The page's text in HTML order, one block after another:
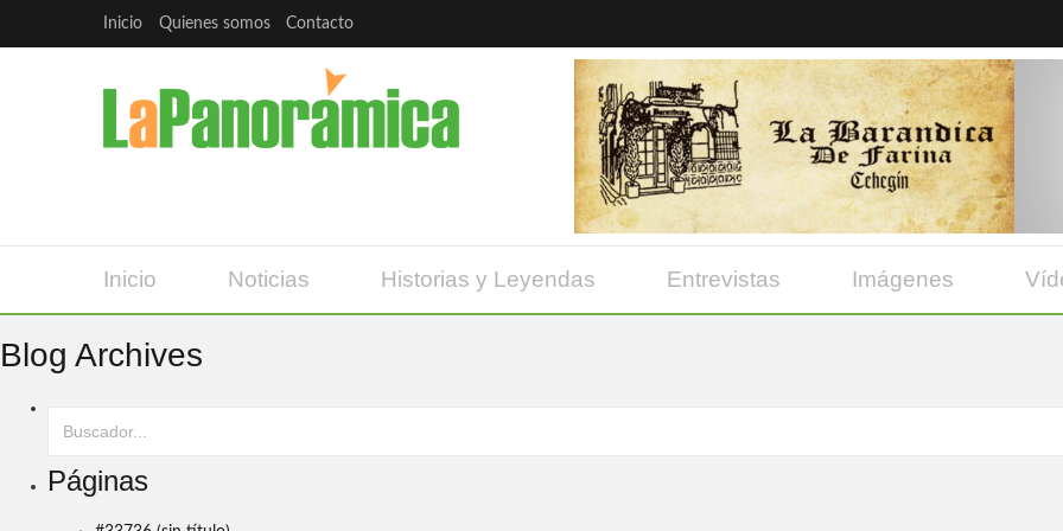
Inicio Quienes somos Contacto
Inicio Noticias Historias y Leyendas Entrevistas Imágenes
Blog Archives
Páginas